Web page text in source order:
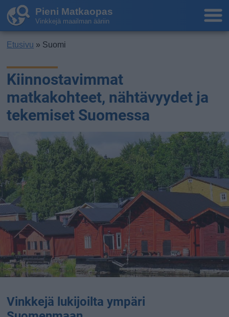
Pieni Matkaopas
Vinkkejä maailman ääriin
Etusivu » Suomi
Kiinnostavimmat
matkakohteet, nähtävyydet ja
tekemiset Suomessa
Vinkkejä lukijoilta ympäri